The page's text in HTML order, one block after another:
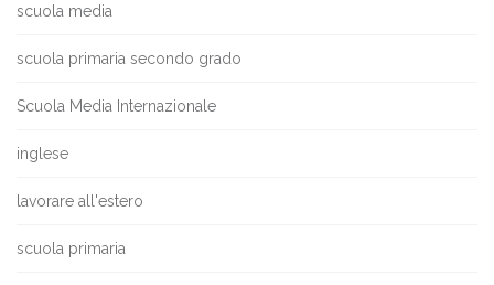
scuola media
scuola primaria secondo grado
Scuola Media Internazionale
inglese
lavorare all'estero
scuola primaria